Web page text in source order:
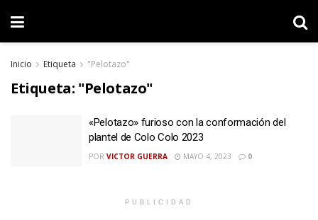
Inicio Etiqueta "Pelotazo"
Etiqueta: "Pelotazo"
«Pelotazo» furioso con la conformación del
plantel de Colo Colo 2023
POR VICTOR GUERRA MAYO 4, 2023 0
PUBLICIDAD